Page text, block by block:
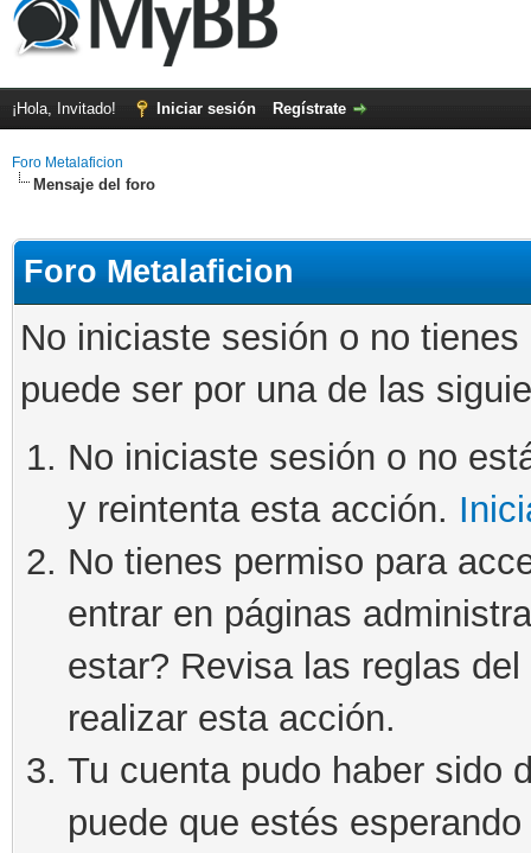
¡Hola, Invitado! Iniciar sesión Regístrate
Foro Metalaficion
Mensaje del foro
Foro Metalaficion
No iniciaste sesión o no
puede ser por una de las
No iniciaste sesión o no
y reintenta esta acción.
No tienes permiso para
entrar en páginas
estar? Revisa las reglas
realizar esta acción.
Tu cuenta pudo haber sido
puede que estés